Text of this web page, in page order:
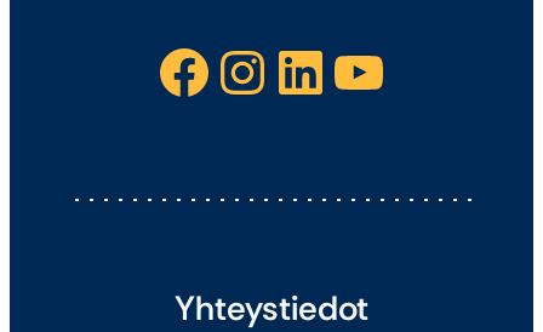
Facebook Instagram LinkedIn YouTube
Yhteystiedot